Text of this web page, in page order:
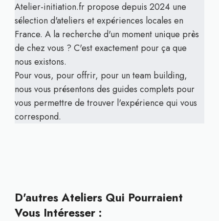
Atelier-initiation.fr propose depuis 2024 une
sélection d'ateliers et expériences locales en
France. A la recherche d'un moment unique près
de chez vous ? C'est exactement pour ça que
nous existons.
Pour vous, pour offrir, pour un team building,
nous vous présentons des guides complets pour
vous permettre de trouver l'expérience qui vous
correspond.
D'autres Ateliers Qui Pourraient
Vous Intéresser :